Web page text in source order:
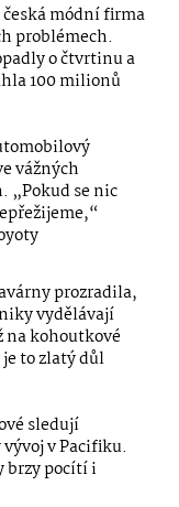
módní firma
problémech.
o čtvrtinu a
100 milionů
vážných
„Pokud se nic
prozradila,
vydělávají
na kohoutkové
to zlatý důl
sledují
v Pacifiku.
brzy pocítí i